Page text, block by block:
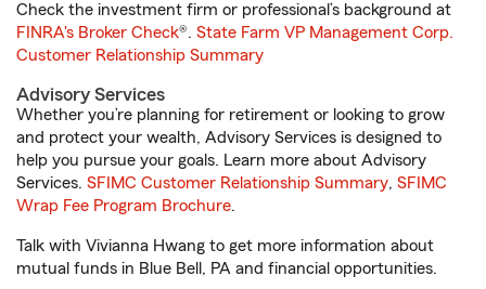
Check the investment firm or professional’s background at
FINRA's Broker Check®. State Farm VP Management Corp.
Customer Relationship Summary
Advisory Services
Whether you’re planning for retirement or looking to grow
and protect your wealth, Advisory Services is designed to
help you pursue your goals. Learn more about Advisory
Services. SFIMC Customer Relationship Summary, SFIMC
Wrap Fee Program Brochure.
Talk with Vivianna Hwang to get more information about
mutual funds in Blue Bell, PA and financial opportunities.